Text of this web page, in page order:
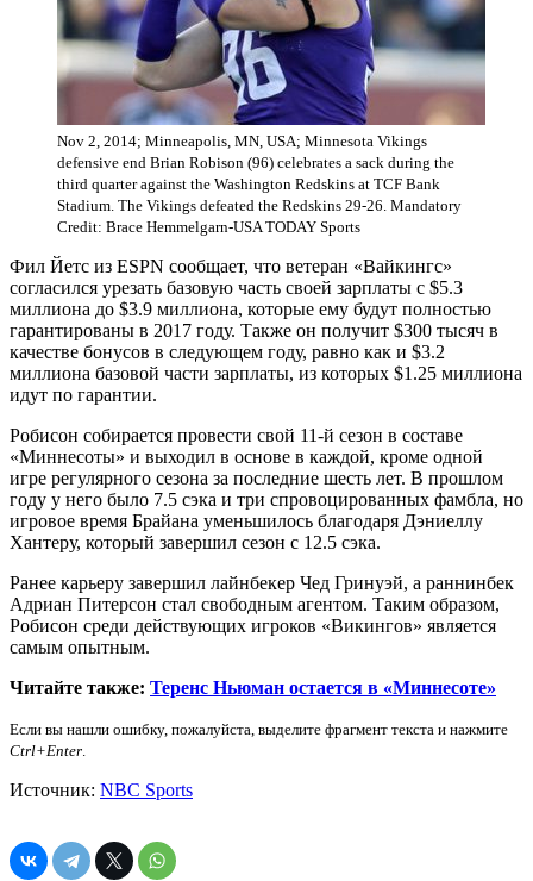
Nov 2, 2014; Minneapolis, MN, USA; Minnesota Vikings
defensive end Brian Robison (96) celebrates a sack during the
third quarter against the Washington Redskins at TCF Bank
Stadium. The Vikings defeated the Redskins 29-26. Mandatory
Credit: Brace Hemmelgarn-USA TODAY Sports
Фил Йетс из ESPN сообщает, что ветеран «Вайкингс»
согласился урезать базовую часть своей зарплаты с $5.3
миллиона до $3.9 миллиона, которые ему будут полностью
гарантированы в 2017 году. Также он получит $300 тысяч в
качестве бонусов в следующем году, равно как и $3.2
миллиона базовой части зарплаты, из которых $1.25 миллиона
идут по гарантии.
Робисон собирается провести свой 11-й сезон в составе
«Миннесоты» и выходил в основе в каждой, кроме одной
игре регулярного сезона за последние шесть лет. В прошлом
году у него было 7.5 сэка и три спровоцированных фамбла, но
игровое время Брайана уменьшилось благодаря Дэниеллу
Хантеру, который завершил сезон с 12.5 сэка.
Ранее карьеру завершил лайнбекер Чед Гринуэй, а раннинбек
Адриан Питерсон стал свободным агентом. Таким образом,
Робисон среди действующих игроков «Викингов» является
самым опытным.
Читайте также: Теренс Ньюман остается в «Миннесоте»
Если вы нашли ошибку, пожалуйста, выделите фрагмент текста и нажмите
Ctrl+Enter.
Источник: NBC Sports